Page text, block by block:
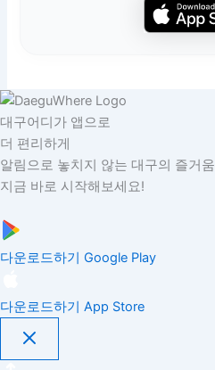
대구어디가 앱으로
더 편리하게
알림으로 놓치지 않는 대구의 즐거움
지금 바로 시작해보세요!
다운로드하기 Google Play
다운로드하기 App Store